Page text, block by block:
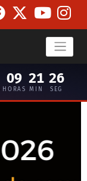
09
HORAS
21
MIN
25
SEG